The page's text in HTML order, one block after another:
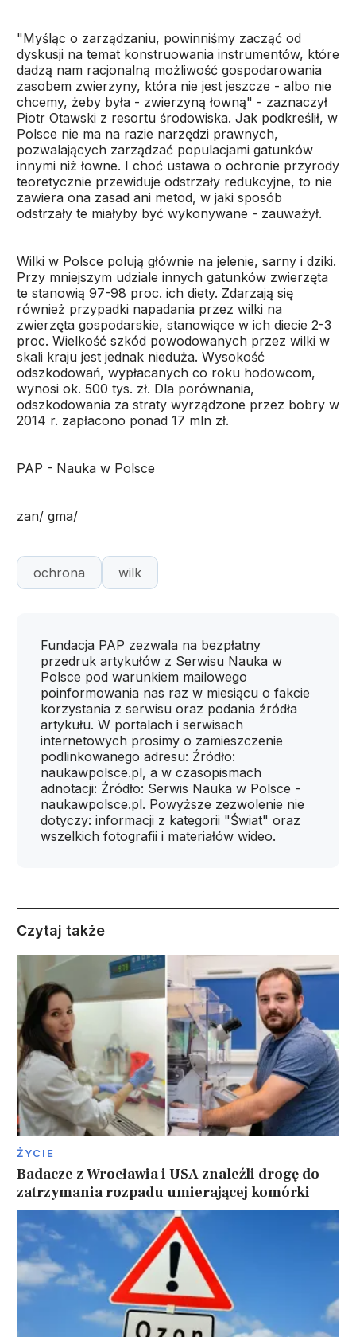
"Myśląc o zarządzaniu, powinniśmy zacząć od
dyskusji na temat konstruowania instrumentów, które
dadzą nam racjonalną możliwość gospodarowania
zasobem zwierzyny, która nie jest jeszcze - albo nie
chcemy, żeby była - zwierzyną łowną" - zaznaczył
Piotr Otawski z resortu środowiska. Jak podkreślił, w
Polsce nie ma na razie narzędzi prawnych,
pozwalających zarządzać populacjami gatunków
innymi niż łowne. I choć ustawa o ochronie przyrody
teoretycznie przewiduje odstrzały redukcyjne, to nie
zawiera ona zasad ani metod, w jaki sposób
odstrzały te miałyby być wykonywane - zauważył.
Wilki w Polsce polują głównie na jelenie, sarny i dziki.
Przy mniejszym udziale innych gatunków zwierzęta
te stanowią 97-98 proc. ich diety. Zdarzają się
również przypadki napadania przez wilki na
zwierzęta gospodarskie, stanowiące w ich diecie 2-3
proc. Wielkość szkód powodowanych przez wilki w
skali kraju jest jednak nieduża. Wysokość
odszkodowań, wypłacanych co roku hodowcom,
wynosi ok. 500 tys. zł. Dla porównania,
odszkodowania za straty wyrządzone przez bobry w
2014 r. zapłacono ponad 17 mln zł.
PAP - Nauka w Polsce
zan/ gma/
ochrona wilk
Fundacja PAP zezwala na bezpłatny
przedruk artykułów z Serwisu Nauka w
Polsce pod warunkiem mailowego
poinformowania nas raz w miesiącu o fakcie
korzystania z serwisu oraz podania źródła
artykułu. W portalach i serwisach
internetowych prosimy o zamieszczenie
podlinkowanego adresu: Źródło:
naukawpolsce.pl, a w czasopismach
adnotacji: Źródło: Serwis Nauka w Polsce -
naukawpolsce.pl. Powyższe zezwolenie nie
dotyczy: informacji z kategorii "Świat" oraz
wszelkich fotografii i materiałów wideo.
Czytaj także
ŻYCIE
Badacze z Wrocławia i USA znaleźli drogę do
zatrzymania rozpadu umierającej komórki